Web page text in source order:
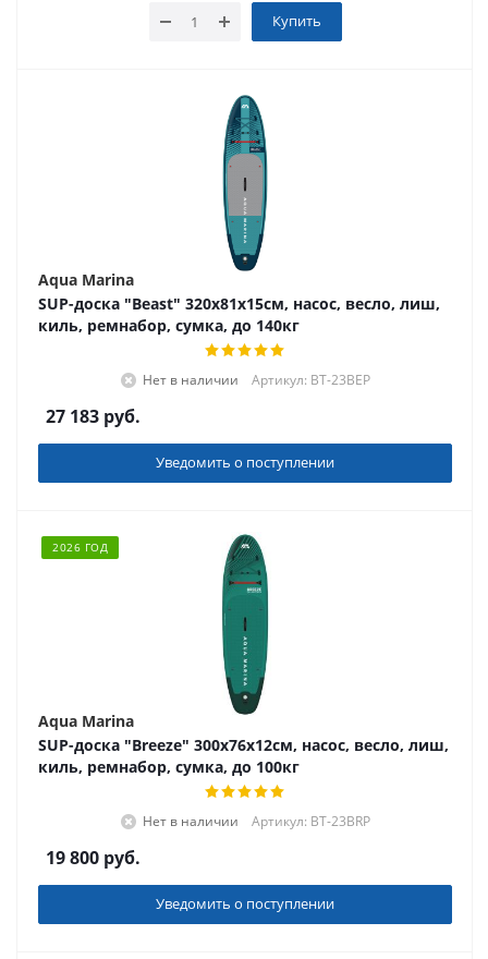
Купить
Aqua Marina
SUP-доска "Beast" 320х81х15см, насос, весло, лиш,
киль, ремнабор, сумка, до 140кг
Нет в наличии Артикул: BT-23BEP
27 183 руб.
Уведомить о поступлении
2026 ГОД
Aqua Marina
SUP-доска "Breeze" 300х76х12см, насос, весло, лиш,
киль, ремнабор, сумка, до 100кг
Нет в наличии Артикул: BT-23BRP
19 800 руб.
Уведомить о поступлении